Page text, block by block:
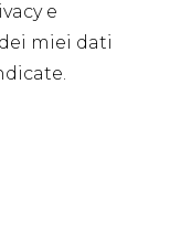
e
miei dati